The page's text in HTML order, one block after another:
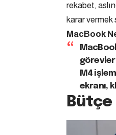
rekabet,
karar vermek
MacBook
görevler
M4
ekranı,
Bütçe